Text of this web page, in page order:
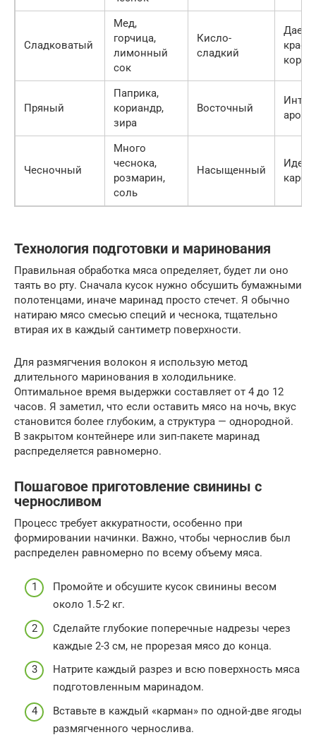
Сладковатый
Мед,
горчица,
лимонный
сок
Кисло-
сладкий
Дает
Пряный
Паприка,
кориандр,
зира
Восточный
Чесночный
Много
чеснока,
розмарин,
соль
Насыщенный
Технология подготовки и маринования
Правильная обработка мяса определяет, будет ли оно
таять во рту. Сначала кусок нужно обсушить бумажными
полотенцами, иначе маринад просто стечет. Я обычно
натираю мясо смесью специй и чеснока, тщательно
втирая их в каждый сантиметр поверхности.
Для размягчения волокон я использую метод
длительного маринования в холодильнике.
Оптимальное время выдержки составляет от 4 до 12
часов. Я заметил, что если оставить мясо на ночь, вкус
становится более глубоким, а структура — однородной.
В закрытом контейнере или зип-пакете маринад
распределяется равномерно.
Пошаговое приготовление свинины с
черносливом
Процесс требует аккуратности, особенно при
формировании начинки. Важно, чтобы чернослив был
распределен равномерно по всему объему мяса.
Промойте и обсушите кусок свинины весом
около 1.5-2 кг.
Сделайте глубокие поперечные надрезы через
каждые 2-3 см, не прорезая мясо до конца.
Натрите каждый разрез и всю поверхность мяса
подготовленным маринадом.
Вставьте в каждый «карман» по одной-две ягоды
размягченного чернослива.